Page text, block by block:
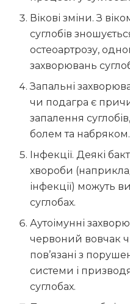
Вікові зміни. З
суглобів
остеоартрозу,
захворювань
Запальні
чи подагра є
запалення
болем та набряком.
Інфекції. Деякі
хвороби
інфекції) можуть
суглобах.
Аутоімунні
червоний вовчак
пов’язані з
системи і
суглобах.